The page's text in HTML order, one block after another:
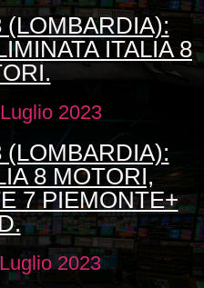
ITALIA 8
2023
(LOMBARDIA):
8 MOTORI,
7 PIEMONTE+
2023